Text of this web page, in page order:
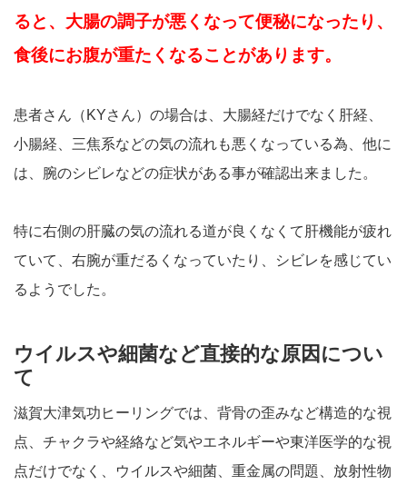
ると、大腸の調子が悪くなって便秘になったり、
食後にお腹が重たくなることがあります。
患者さん（KYさん）の場合は、大腸経だけでなく肝経、
小腸経、三焦系などの気の流れも悪くなっている為、他に
は、腕のシビレなどの症状がある事が確認出来ました。
特に右側の肝臓の気の流れる道が良くなくて肝機能が疲れ
ていて、右腕が重だるくなっていたり、シビレを感じてい
るようでした。
ウイルスや細菌など直接的な原因につい
て
滋賀大津気功ヒーリングでは、背骨の歪みなど構造的な視
点、チャクラや経絡など気やエネルギーや東洋医学的な視
点だけでなく、ウイルスや細菌、重金属の問題、放射性物